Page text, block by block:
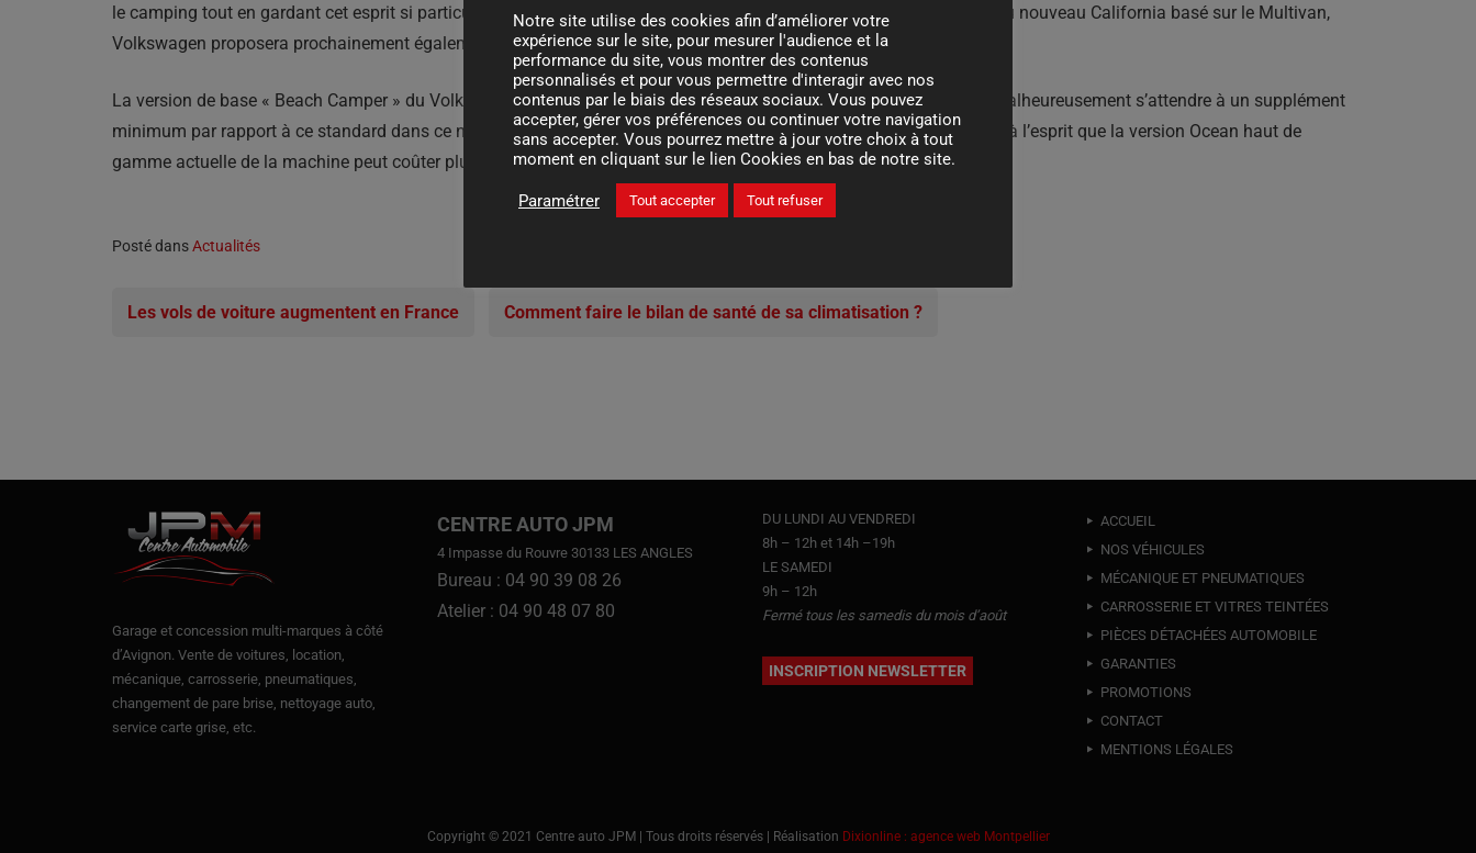
le camping tout en gardant cet esprit si particulier », explique Carsten Intra, patron de Volkswagen Utilities. En plus du nouveau California basé sur le Multivan,
Volkswagen proposera prochainement également une version California basée sur l’actuel ID.Buzz électrique.
La version de base « Beach Camper » du Volkswagen California 6.1 démarre actuellement à 64 900 €, il faut donc malheureusement s’attendre à un supplément
minimum par rapport à ce standard dans ce nouveau California basé sur la dernière génération de multivan. Gardez à l’esprit que la version Ocean haut de
gamme actuelle de la machine peut coûter plus de 85 000 €…
Posté dansActualités
Les vols de voiture augmentent en France Comment faire le bilan de santé de sa climatisation ?
Garage et concession multi-marques à côté
d’Avignon. Vente de voitures , location,
mécanique, carrosserie, pneumatiques,
changement de pare brise, nettoyage auto,
service carte grise, etc.
CENTRE AUTO JPM
4 Impasse du Rouvre 30133 LES ANGLES
Bureau : 04 90 39 08 26
Atelier : 04 90 48 07 80
DU LUNDI AU VENDREDI
8h – 12h et 14h –19h
LE SAMEDI
9h – 12h
Fermé tous les samedis du mois d’août
INSCRIPTION NEWSLETTER
ACCUEIL
NOS VÉHICULES
MÉCANIQUE ET PNEUMATIQUES
CARROSSERIE ET VITRES TEINTÉES
PIÈCES DÉTACHÉES AUTOMOBILE
GARANTIES
PROMOTIONS
CONTACT
MENTIONS LÉGALES
Copyright © 2021 Centre auto JPM | Tous droits réservés | Réalisation Dixionline : agence web Montpellier
Notre site utilise des cookies afin d’améliorer votre
expérience sur le site, pour mesurer l'audience et la
performance du site, vous montrer des contenus
personnalisés et pour vous permettre d'interagir avec nos
contenus par le biais des réseaux sociaux. Vous pouvez
accepter, gérer vos préférences ou continuer votre navigation
sans accepter. Vous pourrez mettre à jour votre choix à tout
moment en cliquant sur le lien Cookies en bas de notre site.
Paramétrer Tout accepter Tout refuser